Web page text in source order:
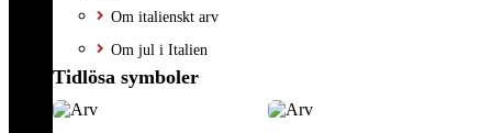
Om italienskt arv
Om jul i Italien
Tidlösa symboler